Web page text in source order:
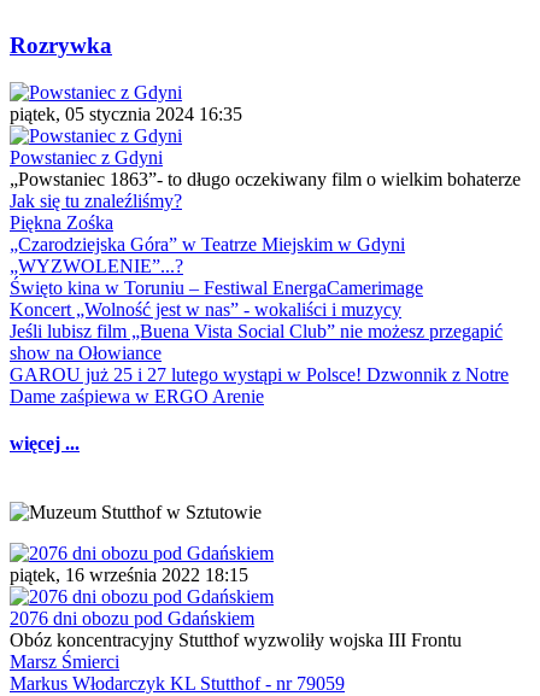
Rozrywka
piątek, 05 stycznia 2024 16:35
Powstaniec z Gdyni
„Powstaniec 1863”- to długo oczekiwany film o wielkim bohaterze
Jak się tu znaleźliśmy?
Piękna Zośka
„Czarodziejska Góra” w Teatrze Miejskim w Gdyni
„WYZWOLENIE”...?
Święto kina w Toruniu – Festiwal EnergaCamerimage
Koncert „Wolność jest w nas” - wokaliści i muzycy
Jeśli lubisz film „Buena Vista Social Club” nie możesz przegapić
show na Ołowiance
GAROU już 25 i 27 lutego wystąpi w Polsce! Dzwonnik z Notre
Dame zaśpiewa w ERGO Arenie
więcej ...
piątek, 16 września 2022 18:15
2076 dni obozu pod Gdańskiem
Obóz koncentracyjny Stutthof wyzwoliły wojska III Frontu
Marsz Śmierci
Markus Włodarczyk KL Stutthof - nr 79059